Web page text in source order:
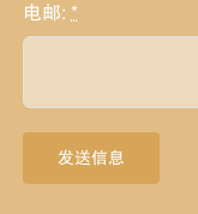
电邮: *
发送信息